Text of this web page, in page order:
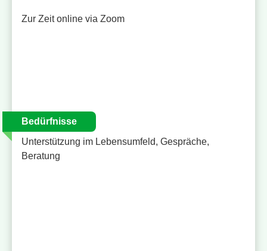
Zur Zeit online via Zoom
Bedürfnisse
Unterstützung im Lebensumfeld, Gespräche,
Beratung